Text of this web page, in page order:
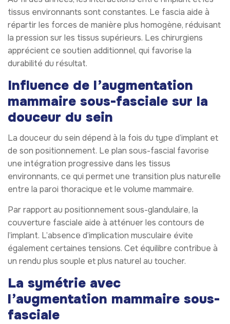
tissus environnants sont constantes. Le fascia aide à
répartir les forces de manière plus homogène, réduisant
la pression sur les tissus supérieurs. Les chirurgiens
apprécient ce soutien additionnel, qui favorise la
durabilité du résultat.
Influence de l’augmentation
mammaire sous-fasciale sur la
douceur du sein
La douceur du sein dépend à la fois du type d’implant et
de son positionnement. Le plan sous-fascial favorise
une intégration progressive dans les tissus
environnants, ce qui permet une transition plus naturelle
entre la paroi thoracique et le volume mammaire.
Par rapport au positionnement sous-glandulaire, la
couverture fasciale aide à atténuer les contours de
l’implant. L’absence d’implication musculaire évite
également certaines tensions. Cet équilibre contribue à
un rendu plus souple et plus naturel au toucher.
La symétrie avec
l’augmentation mammaire sous-
fasciale